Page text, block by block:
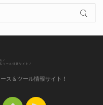
ス＆ツール情報サイト！